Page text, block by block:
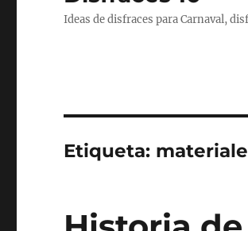
Ideas de disfraces para Carnaval,
Etiqueta: